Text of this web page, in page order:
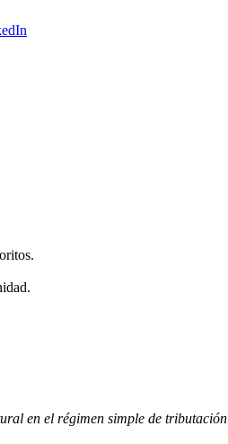
en el régimen simple de tributación